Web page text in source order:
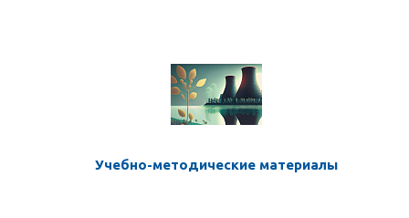
Учебно-методические материалы